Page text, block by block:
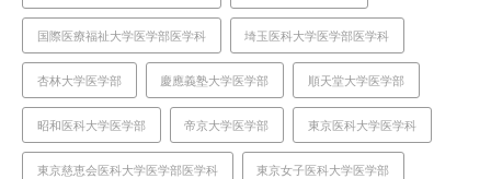
国際医療福祉大学医学部医学科 埼玉医科大学医学部医学科
杏林大学医学部 慶應義塾大学医学部 順天堂大学医学部
昭和医科大学医学部 帝京大学医学部 東京医科大学医学科
東京慈恵会医科大学医学部医学科 東京女子医科大学医学部